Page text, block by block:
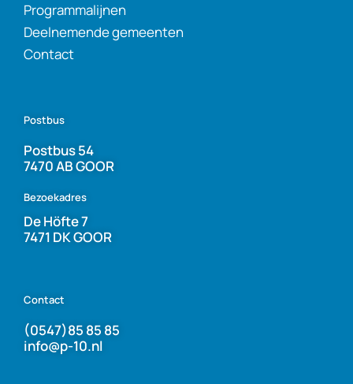
Programmalijnen
Deelnemende gemeenten
Contact
Postbus
Postbus 54
7470 AB GOOR
Bezoekadres
De Höfte 7
7471 DK GOOR
Contact
(0547)85 85 85
info@p-10.nl